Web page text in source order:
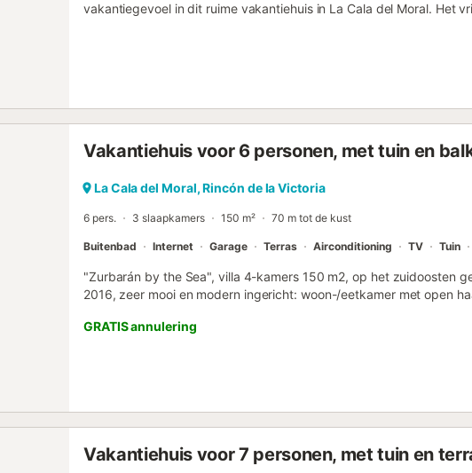
vakantiegevoel in dit ruime vakantiehuis in La Cala del Moral. Het
Geniet van de lichte en uitnodigende sfeer terwijl je ontspant in de
volledig uitgeruste keuken. Een hoogtepunt is het dakterras, dat
biedt, terwijl de tuin met zwembad je uitnodigt om te ontspannen
afsluiten met een barbecue in de buitenlucht. La Cala del Moral
geserveerd. Verken de omliggende wandelpaden, die een
Een verblijf in dit charmante vakantiehuis zal je onvergetelijke
Vakantiehuis voor 6 personen, met tuin en
La Cala del Moral, Rincón de la Victoria
6 pers. 3 slaapkamers 150 m² 70 m tot de kust
Buitenbad Internet Garage Terras Airconditioning TV Tuin
"Zurbarán by the Sea", villa 4-kamers 150 m2, op het zuidoosten
2016, zeer mooi en modern ingericht: woon-/eetkamer met open
(150 cm), bad/WC en hot tub. Keuken (oven, afwasmachine, 3
waterkoker, magnetron, diepvriezer). 2 douche/WC's. Groot terras
Terrasmeubelen, barbecue, ligstoelen, loggia. Zeer mooi uitzicht
2017044731 // Reg. Nr.:
GRATIS annulering
Vakantiehuis voor 7 personen, met tuin en